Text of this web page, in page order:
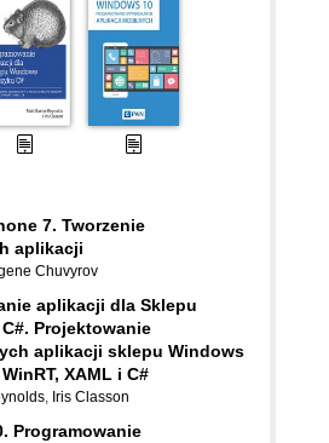
7. Tworzenie
aplikacji
Chuvyrov
aplikacji dla Sklepu
Projektowanie
aplikacji sklepu Windows
XAML i C#
, Iris Classon
Programowanie